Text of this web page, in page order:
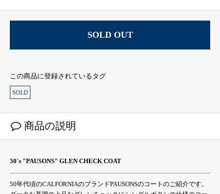
SOLD OUT
この商品に登録されているタグ
SOLD
商品の説明
50's "PAUSONS" GLEN CHECK COAT
50年代頃のCALFORNIAのブランドPAUSONSのコートのご紹介です。